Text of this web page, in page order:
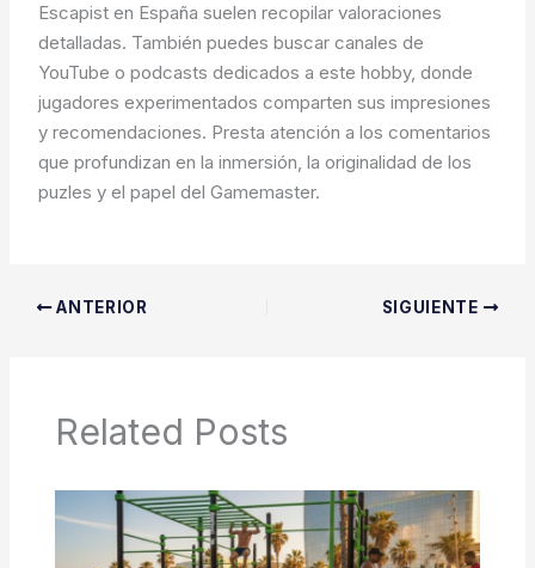
Escapist en España suelen recopilar valoraciones
detalladas. También puedes buscar canales de
YouTube o podcasts dedicados a este hobby, donde
jugadores experimentados comparten sus impresiones
y recomendaciones. Presta atención a los comentarios
que profundizan en la inmersión, la originalidad de los
puzles y el papel del Gamemaster.
ANTERIOR SIGUIENTE
Related Posts